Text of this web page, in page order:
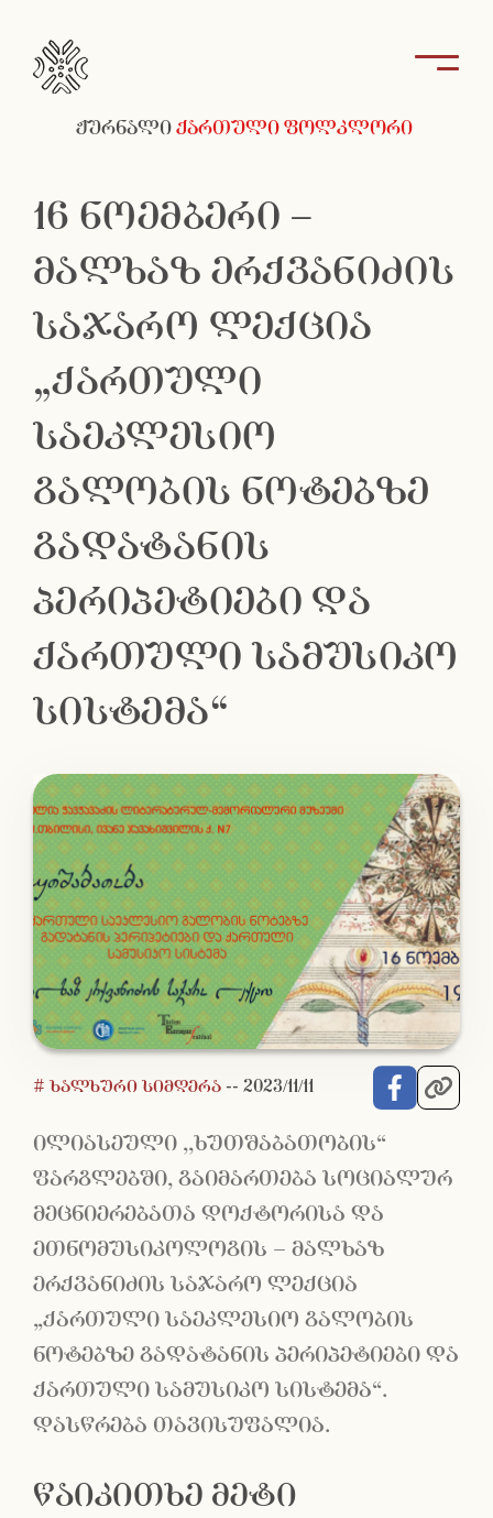
ჟურნალიქართული ფოლკლორი
16 ნოემბერი –
მალხაზ ერქვანიძის
საჯარო ლექცია
„ქართული
საეკლესიო
გალობის ნოტებზე
გადატანის
პერიპეტიები და
ქართული სამუსიკო
სისტემა“
# ხალხური სიმღერა -- 2023/11/11
ილიასეული ,,ხუთშაბათობის“
ფარგლებში, გაიმართება სოციალურ
მეცნიერებათა დოქტორისა და
ეთნომუსიკოლოგის – მალხაზ
ერქვანიძის საჯარო ლექცია
„ქართული საეკლესიო გალობის
ნოტებზე გადატანის პერიპეტიები და
ქართული სამუსიკო სისტემა“.
დასწრება თავისუფალია.
წაიკითხე მეტი